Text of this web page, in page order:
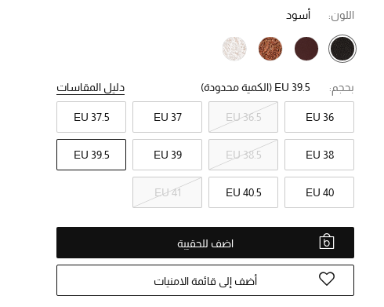
اللون: أسود
بحجم: EU 39.5 (الكمية محدودة) دليل المقاسات
EU 36
EU 36.5
EU 37
EU 37.5
EU 38
EU 38.5
EU 39
EU 39.5
EU 40
EU 40.5
EU 41
اضف للحقيبة
أضف إلى قائمة الامنيات